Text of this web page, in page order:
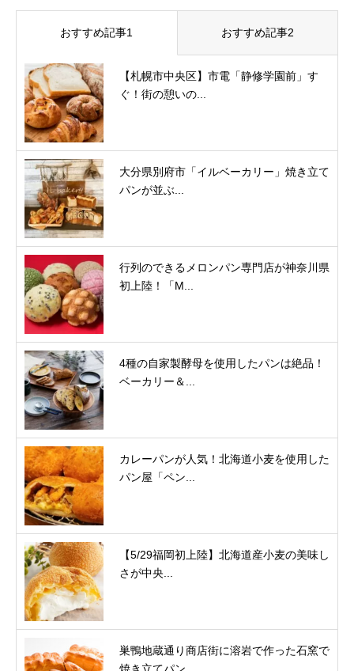
おすすめ記事1 おすすめ記事2
【札幌市中央区】市電「静修学園前」す
ぐ！街の憩いの...
大分県別府市「イルベーカリー」焼き立て
パンが並ぶ...
行列のできるメロンパン専門店が神奈川県
初上陸！「M...
4種の自家製酵母を使用したパンは絶品！
ベーカリー＆...
カレーパンが人気！北海道小麦を使用した
パン屋「ペン...
【5/29福岡初上陸】北海道産小麦の美味し
さが中央...
巣鴨地蔵通り商店街に溶岩で作った石窯で